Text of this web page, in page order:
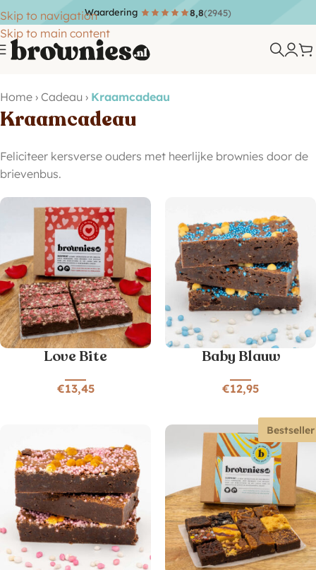
Skip to navigation
Skip to main content
Waardering 8,8(2945)
Home › Cadeau › Kraamcadeau
Kraamcadeau
Feliciteer kersverse ouders met heerlijke brownies door de
brievenbus.
Love Bite
€13,45
Baby Blauw
€12,95
Bestseller